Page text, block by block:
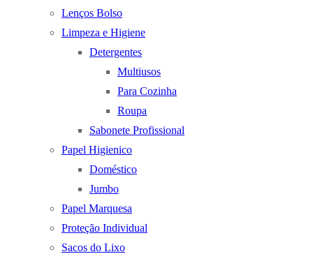
Lenços Bolso
Limpeza e Higiene
Detergentes
Multiusos
Para Cozinha
Roupa
Sabonete Profissional
Papel Higienico
Doméstico
Jumbo
Papel Marquesa
Proteção Individual
Sacos do Lixo